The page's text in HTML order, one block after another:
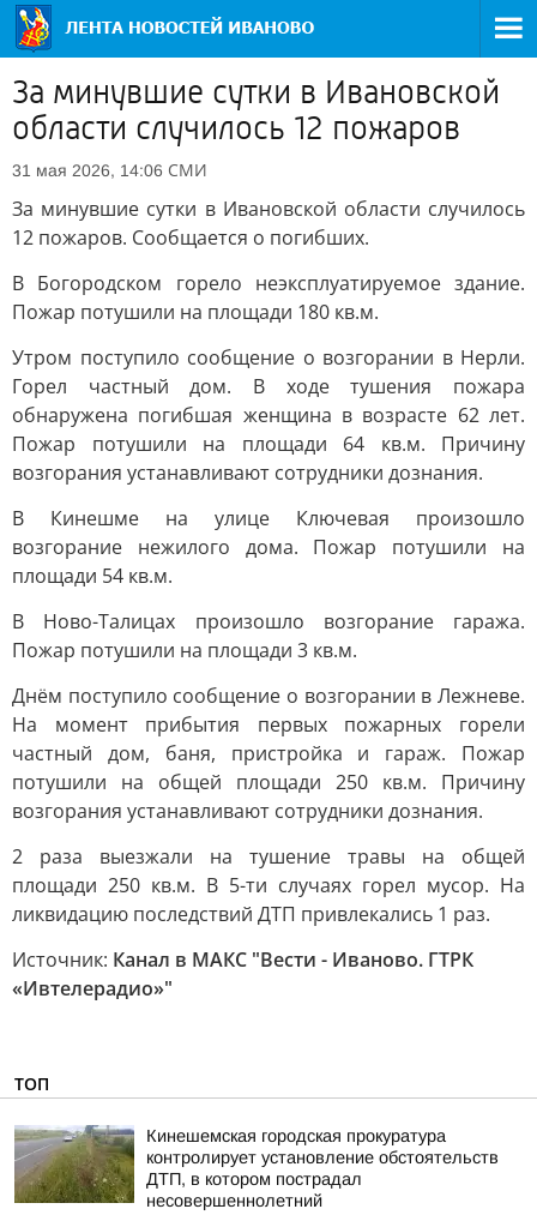
За минувшие сутки в Ивановской
области случилось 12 пожаров
31 мая 2026, 14:06 СМИ
За минувшие сутки в Ивановской области случилось
12 пожаров. Сообщается о погибших.
В Богородском горело неэксплуатируемое здание.
Пожар потушили на площади 180 кв.м.
Утром поступило сообщение о возгорании в Нерли.
Горел частный дом. В ходе тушения пожара
обнаружена погибшая женщина в возрасте 62 лет.
Пожар потушили на площади 64 кв.м. Причину
возгорания устанавливают сотрудники дознания.
В Кинешме на улице Ключевая произошло
возгорание нежилого дома. Пожар потушили на
площади 54 кв.м.
В Ново-Талицах произошло возгорание гаража.
Пожар потушили на площади 3 кв.м.
Днём поступило сообщение о возгорании в Лежневе.
На момент прибытия первых пожарных горели
частный дом, баня, пристройка и гараж. Пожар
потушили на общей площади 250 кв.м. Причину
возгорания устанавливают сотрудники дознания.
2 раза выезжали на тушение травы на общей
площади 250 кв.м. В 5-ти случаях горел мусор. На
ликвидацию последствий ДТП привлекались 1 раз.
Источник: Канал в МАКС "Вести - Иваново. ГТРК
«Ивтелерадио»"
ТОП
Кинешемская городская прокуратура
контролирует установление обстоятельств
ДТП, в котором пострадал
несовершеннолетний